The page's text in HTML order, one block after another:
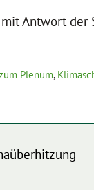
mit Antwort der
Plenum,